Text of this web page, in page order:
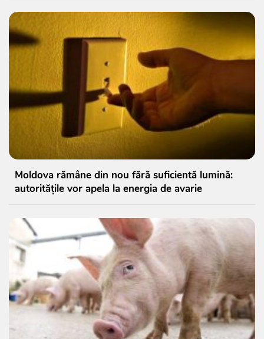
Moldova rămâne din nou fără suficientă lumină:
autoritățile vor apela la energia de avarie